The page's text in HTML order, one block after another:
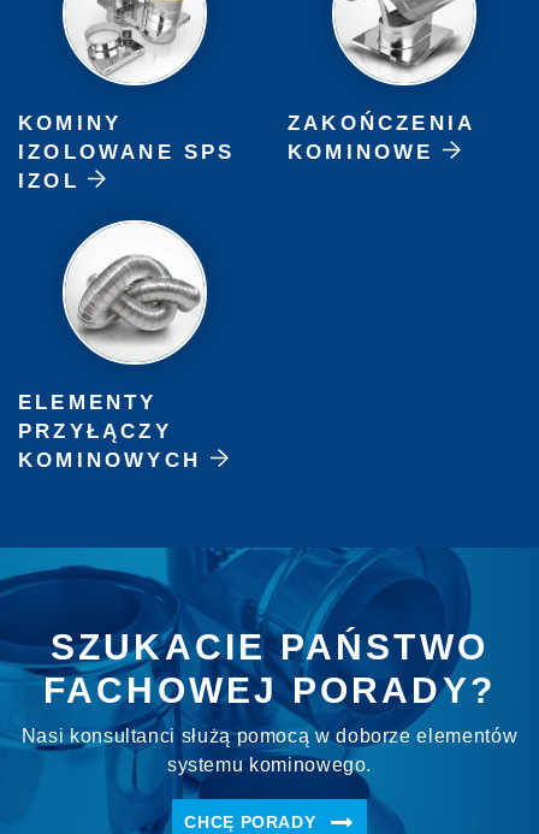
KOMINY
IZOLOWANE SPS
IZOL
ZAKOŃCZENIA
KOMINOWE
ELEMENTY
PRZYŁĄCZY
KOMINOWYCH
SZUKACIE PAŃSTWO
FACHOWEJ PORADY?
Nasi konsultanci służą pomocą w doborze elementów
systemu kominowego.
CHCĘ PORADY